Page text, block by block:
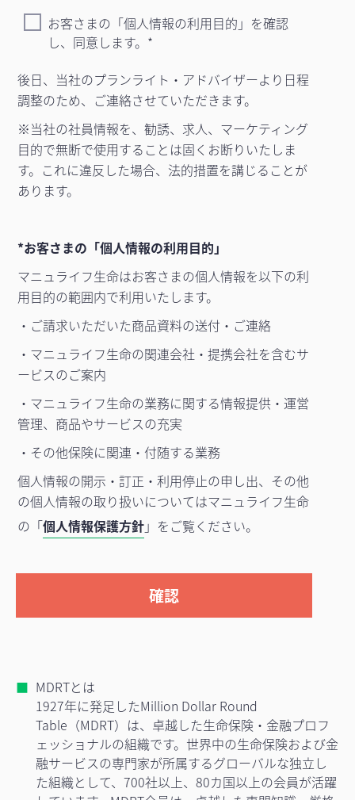
お客さまの「個人情報の利用目的」を確認
し、同意します。
後日、当社のプランライト・アドバイザーより日程
調整のため、ご連絡させていただきます。
※当社の社員情報を、勧誘、求人、マーケティング
目的で無断で使用することは固くお断りいたしま
す。これに違反した場合、法的措置を講じることが
あります。
*お客さまの「個人情報の利用目的」
マニュライフ生命はお客さまの個人情報を以下の利
用目的の範囲内で利用いたします。
・ご請求いただいた商品資料の送付・ご連絡
・マニュライフ生命の関連会社・提携会社を含むサ
ービスのご案内
・マニュライフ生命の業務に関する情報提供・運営
管理、商品やサービスの充実
・その他保険に関連・付随する業務
個人情報の開示・訂正・利用停止の申し出、その他
の個人情報の取り扱いについてはマニュライフ生命
の「個人情報保護方針」をご覧ください。
MDRTとは
1927年に発足したMillion Dollar Round
Table（MDRT）は、卓越した生命保険・金融プロフ
ェッショナルの組織です。世界中の生命保険および金
融サービスの専門家が所属するグローバルな独立し
た組織として、700社以上、80カ国以上の会員が活躍